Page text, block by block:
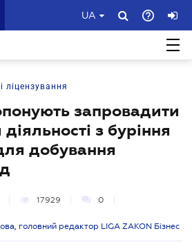
UA
ліцензування
запровадити
з буріння
добування
17929 0
головний редактор LIGA ZAKON Бізнес